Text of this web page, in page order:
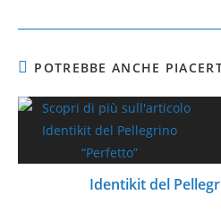
POTREBBE ANCHE
Identikit del